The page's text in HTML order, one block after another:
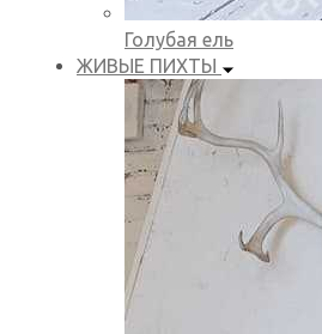
Голубая ель
ЖИВЫЕ ПИХТЫ